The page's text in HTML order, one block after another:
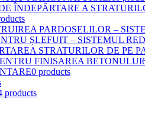
ÎNDEPĂRTARE A
PARDOSELILOR –
ȘLEFUIT – SISTEMUL
STRATURILOR DE PE
FINISAREA BETONULUI
0 products
products